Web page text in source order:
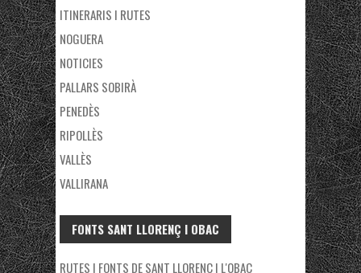
ITINERARIS I RUTES
NOGUERA
NOTICIES
PALLARS SOBIRÀ
PENEDÈS
RIPOLLÈS
VALLÈS
VALLIRANA
FONTS SANT LLORENÇ I OBAC
RUTES I FONTS DE SANT LLORENÇ I L'OBAC